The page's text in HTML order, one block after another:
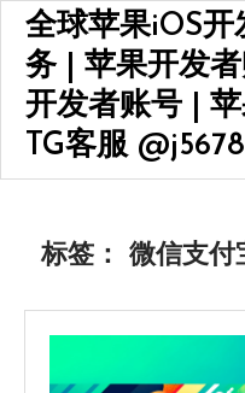
Skip
content
全球苹果iOS开
务 | 苹果开发
开发者账号 |
TG客服
标签： 微信支付